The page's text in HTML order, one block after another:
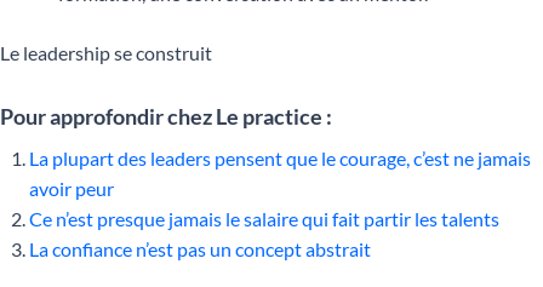
Le leadership se construit
Pour approfondir chez Le practice :
La plupart des leaders pensent que le courage, c’est ne jamais
avoir peur
Ce n’est presque jamais le salaire qui fait partir les talents
La confiance n’est pas un concept abstrait